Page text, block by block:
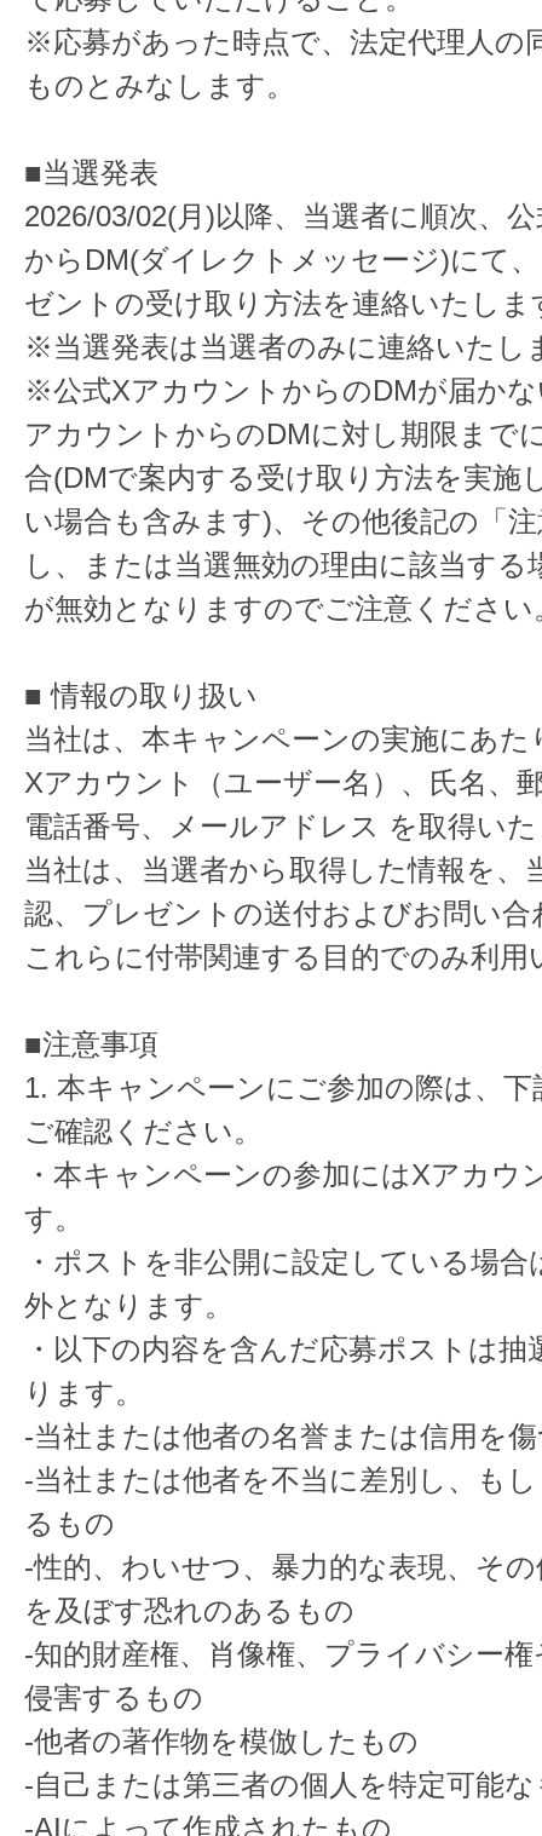
※応募があった時点で、法定代理人の
ものとみなします。
■当選発表
2026/03/02(月)以降、当選者に順次、
からDM(ダイレクトメッセージ)にて
ゼントの受け取り方法を連絡いたしま
※当選発表は当選者のみに連絡いたし
※公式XアカウントからのDMが届か
アカウントからのDMに対し期限まで
合(DMで案内する受け取り方法を実施
い場合も含みます)、その他後記の「
し、または当選無効の理由に該当する
が無効となりますのでご注意ください
■ 情報の取り扱い
当社は、本キャンペーンの実施にあた
Xアカウント（ユーザー名）、氏名、
電話番号、メールアドレス を取得い
当社は、当選者から取得した情報を、
認、プレゼントの送付およびお問い合
これらに付帯関連する目的でのみ利用
■注意事項
1. 本キャンペーンにご参加の際は、下
ご確認ください。
・本キャンペーンの参加にはXアカウ
す。
・ポストを非公開に設定している場合
外となります。
・以下の内容を含んだ応募ポストは抽
ります。
-当社または他者の名誉または信用を
-当社または他者を不当に差別し、も
るもの
-性的、わいせつ、暴力的な表現、そ
を及ぼす恐れのあるもの
-知的財産権、肖像権、プライバシー
侵害するもの
-他者の著作物を模倣したもの
-自己または第三者の個人を特定可能
-AIによって作成されたもの